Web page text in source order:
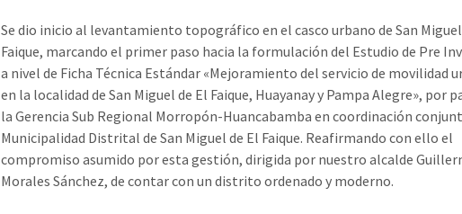
Se dio inicio al levantamiento topográfico en el casco urbano de San
Faique, marcando el primer paso hacia la formulación del Estudio de Pre
a nivel de Ficha Técnica Estándar «Mejoramiento del servicio de movilidad
en la localidad de San Miguel de El Faique, Huayanay y Pampa Alegre», por
la Gerencia Sub Regional Morropón-Huancabamba en coordinación
Municipalidad Distrital de San Miguel de El Faique. Reafirmando con ello el
compromiso asumido por esta gestión, dirigida por nuestro alcalde
Morales Sánchez, de contar con un distrito ordenado y moderno.